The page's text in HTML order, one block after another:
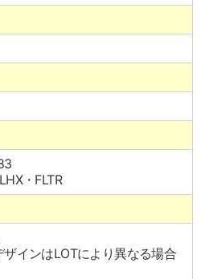
・FLTR
インはLOTにより異なる場合